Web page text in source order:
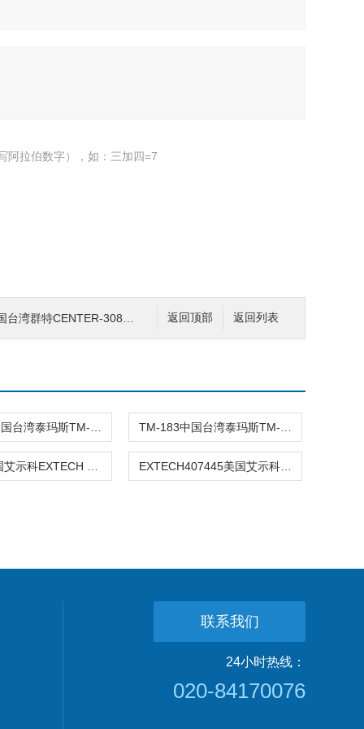
阿拉伯数字），如：三加四=7
返回列表
返回顶部
特CENTER-308数位式温度表
联系我们
24小时热线：
020-84170076